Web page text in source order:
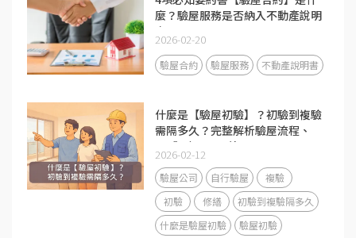
麼？驗屋服務是否納入不動產說明
書？
2026-02-20
驗屋合約 驗屋服務 不動產說明書
什麼是【驗屋初驗】？初驗到複驗
需隔多久？完整解析驗屋流程、
DIY與驗屋公司差異
2026-02-12
驗屋公司 自行驗屋
複驗
初驗
修繕
初驗到複驗隔多久
什麼是驗屋初驗
驗屋初驗